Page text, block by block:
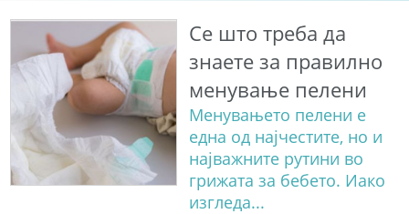
Сe што треба да
знаете за правилно
менување пелени
Менувањето пелени е
една од најчестите, но и
најважните рутини во
грижата за бебето. Иако
изгледа...